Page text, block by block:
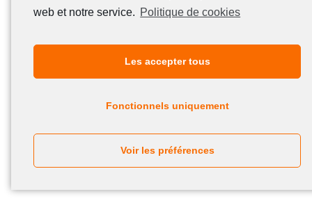
web et notre service. Politique de cookies
Les accepter tous
Fonctionnels uniquement
Voir les préférences